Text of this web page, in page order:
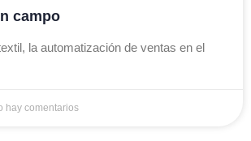
campo
la automatización de ventas en el
hay comentarios